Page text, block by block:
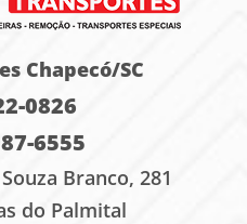
Chapecó/SC
0826
6555
Branco, 281
do Palmital